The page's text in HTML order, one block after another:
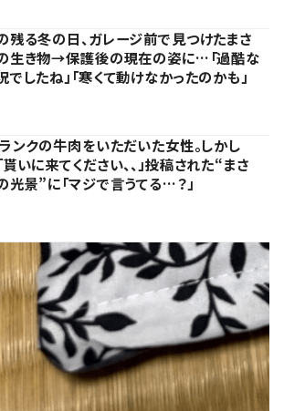
残る冬の日、ガレージ前で見つけたまさ
生き物→保護後の現在の姿に…「過酷な
でしたね」「寒くて動けなかったのかも」
ンクの牛肉をいただいた女性。しかし
いに来てください、、」投稿された“まさ
光景”に「マジで言うてる…？」